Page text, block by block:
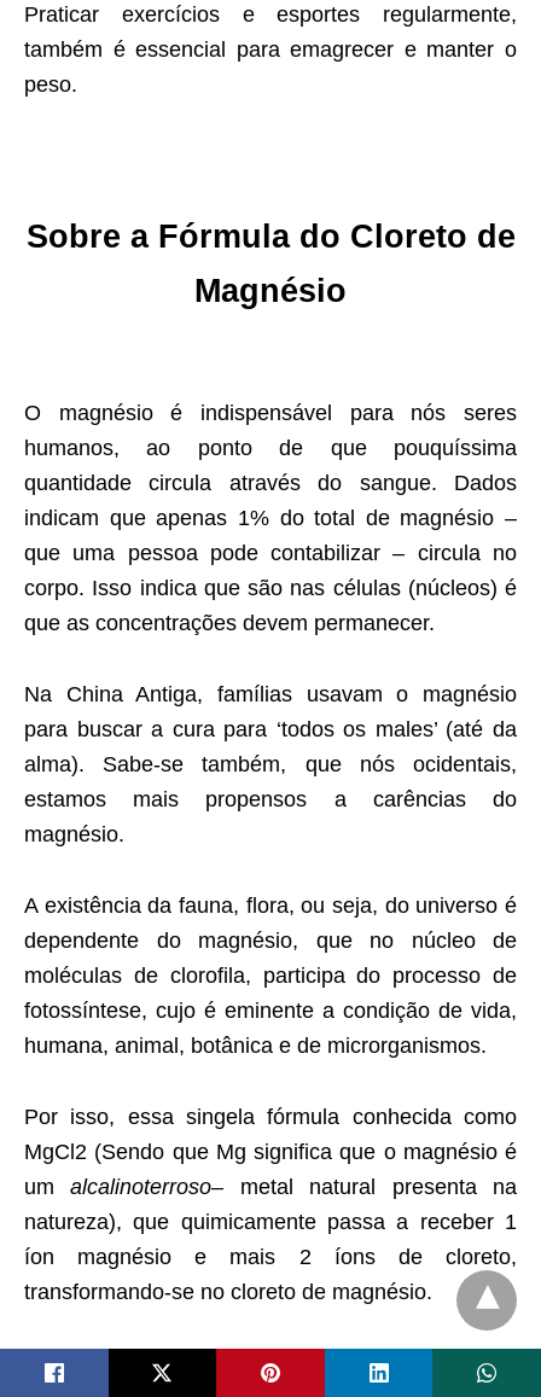
Praticar exercícios e esportes regularmente,
também é essencial para emagrecer e manter o
peso.
Sobre a Fórmula do Cloreto de
Magnésio
O magnésio é indispensável para nós seres
humanos, ao ponto de que pouquíssima
quantidade circula através do sangue. Dados
indicam que apenas 1% do total de magnésio –
que uma pessoa pode contabilizar – circula no
corpo. Isso indica que são nas células (núcleos) é
que as concentrações devem permanecer.
Na China Antiga, famílias usavam o magnésio
para buscar a cura para ‘todos os males’ (até da
alma). Sabe-se também, que nós ocidentais,
estamos mais propensos a carências do
magnésio.
A existência da fauna, flora, ou seja, do universo é
dependente do magnésio, que no núcleo de
moléculas de clorofila, participa do processo de
fotossíntese, cujo é eminente a condição de vida,
humana, animal, botânica e de microrganismos.
Por isso, essa singela fórmula conhecida como
MgCl2 (Sendo que Mg significa que o magnésio é
umalcalinoterroso– metal natural presenta na
natureza), que quimicamente passa a receber 1
íon magnésio e mais 2 íons de cloreto,
transformando-se no cloreto de magnésio.